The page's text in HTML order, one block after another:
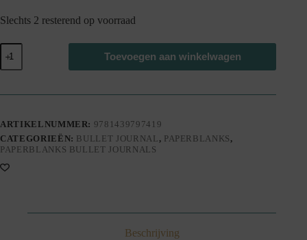
Slechts 2 resterend op voorraad
Wild
Flowers
|
aantal
Toevoegen aan winkelwagen
ARTIKELNUMMER: 9781439797419
CATEGORIEËN: BULLET JOURNAL , PAPERBLANKS ,
PAPERBLANKS BULLET JOURNALS
Beschrijving